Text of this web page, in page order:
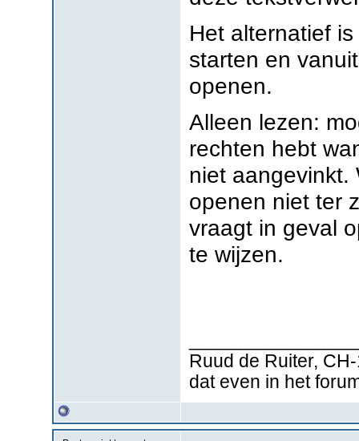
Het alternatief
starten en
openen.
Alleen lezen:
rechten hebt
niet aangevinkt.
openen niet ter
vraagt in geval
te wijzen.
Ruud de Ruiter,
dat even in het